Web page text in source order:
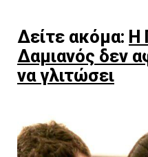
Δείτε ακόμα: Η
Δαμιανός δεν
να γλιτώσει